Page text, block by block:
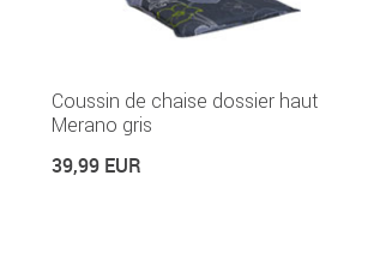
Coussin de chaise dossier haut
Merano gris
39,99 EUR